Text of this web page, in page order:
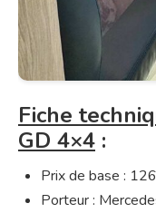
Fiche
GD 4×4 :
Prix de base :
Porteur :